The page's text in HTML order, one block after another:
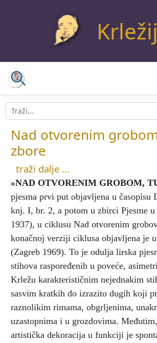
Nad otvorenim
zbore
traži dalje ...
»NAD OTVORENIM GROBOM,
pjesma prvi put objavljena u časopisu
knj. I, br. 2, a potom u zbirci Pjesme
1937), u ciklusu Nad otvorenim
konačnoj verziji ciklusa objavljena je
(Zagreb 1969). To je odulja lirska
stihova raspoređenih u poveće,
Krležu karakterističnim nejednakim
sasvim kratkih do izrazito dugih koji
raznolikim rimama, obgrljenima,
uzastopnima i u grozdovima.
artistička dekoracija u funkciji je